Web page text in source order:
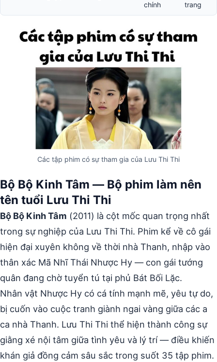
chính
trang
Các tập phim có sự tham gia của Lưu Thi Thi
Bộ Bộ Kinh Tâm — Bộ phim làm nên
tên tuổi Lưu Thi Thi
Bộ Bộ Kinh Tâm (2011) là cột mốc quan trọng nhất
trong sự nghiệp của Lưu Thi Thi. Phim kể về cô gái
hiện đại xuyên không về thời nhà Thanh, nhập vào
thân xác Mã Nhĩ Thái Nhược Hy — con gái tướng
quân đang chờ tuyển tú tại phủ Bát Bối Lặc.
Nhân vật Nhược Hy có cá tính mạnh mẽ, yêu tự do,
bị cuốn vào cuộc tranh giành ngai vàng giữa các a
ca nhà Thanh. Lưu Thi Thi thể hiện thành công sự
giằng xé nội tâm giữa tình yêu và lý trí — điều khiến
khán giả đồng cảm sâu sắc trong suốt 35 tập phim.